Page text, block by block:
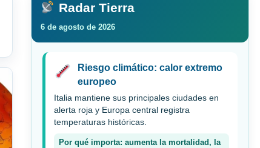
Radar Tierra
6 de agosto de 2026
Riesgo climático: calor extremo
europeo
Italia mantiene sus principales ciudades en
alerta roja y Europa central registra
temperaturas históricas.
Por qué importa: aumenta la mortalidad, la